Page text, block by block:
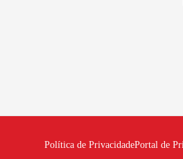
Política de PrivacidadePortal de